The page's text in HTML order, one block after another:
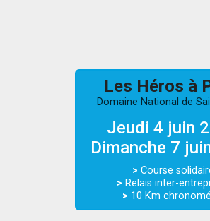
Les Héros à
Domaine National de
Jeudi 4 juin
Dimanche 7
> Course
> Relais inter-
> 10 Km